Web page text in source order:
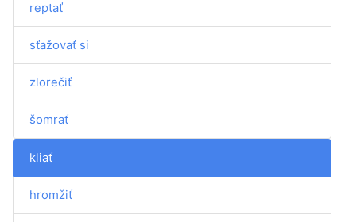
reptať
sťažovať si
zlorečiť
šomrať
kliať
hromžiť